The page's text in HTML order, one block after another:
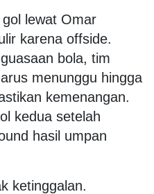
lewat Omar
karena offside.
bola, tim
menunggu hingga
kemenangan.
kedua setelah
hasil umpan
ketinggalan.